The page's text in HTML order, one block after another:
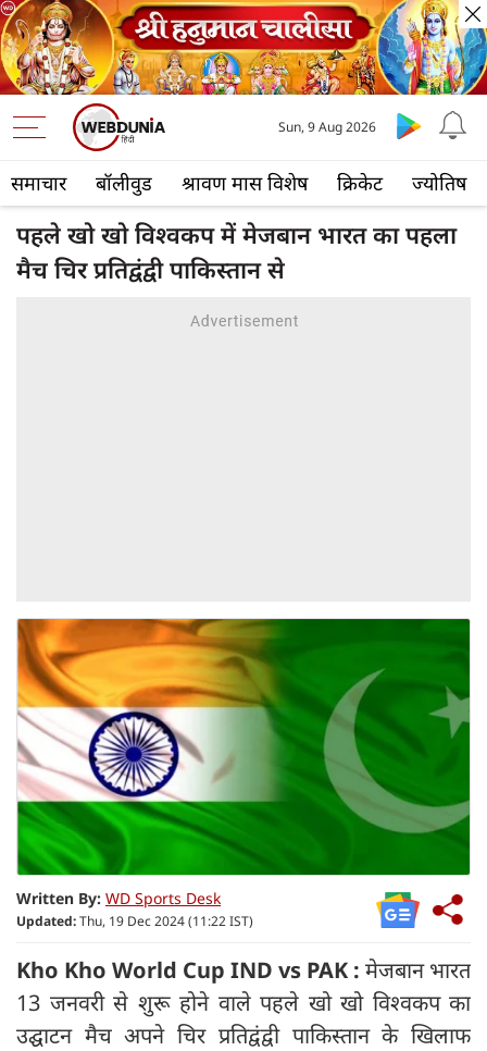
समाचार बॉलीवुड श्रावण मास विशेष क्रिकेट ज्योतिष
Sun, 9 Aug 2026
पहले खो खो विश्वकप में मेजबान भारत का पहला
मैच चिर प्रतिद्वंद्वी पाकिस्तान से
Written By: WD Sports Desk
Updated:Thu, 19 Dec 2024 (11:22 IST)
Kho Kho World Cup IND vs PAK : मेजबान भारत
13 जनवरी से शुरू होने वाले पहले खो खो विश्वकप का
उद्घाटन मैच अपने चिर प्रतिद्वंद्वी पाकिस्तान के खिलाफ